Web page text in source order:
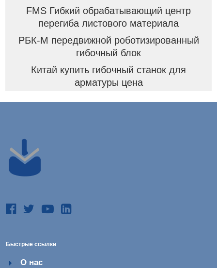
FMS Гибкий обрабатывающий центр
перегиба листового материала
РБК-М передвижной роботизированный
гибочный блок
Китай купить гибочный станок для
арматуры цена
Быстрые ссылки
О нас